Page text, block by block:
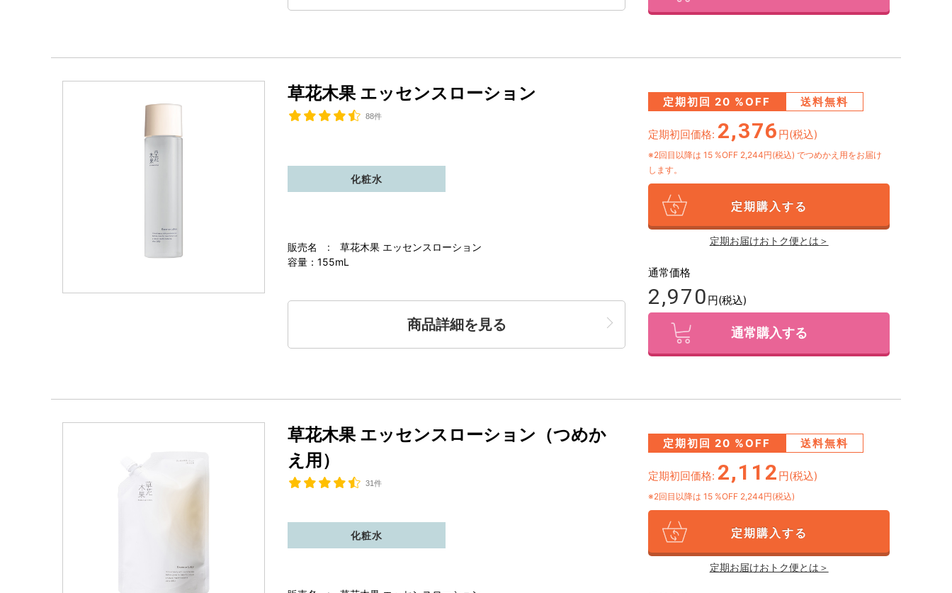
草花木果 エッセンスローション
88件
販売名 : 草花木果 エッセンスローション
容量：155mL
化粧水
商品詳細を見る
定期初回 20 %OFF 送料無料
定期初回価格: 2,376 円(税込)
※2回目以降は 15 %OFF 2,244円(税込)でつめかえ用をお届け
します。
定期購入する
定期お届けおトク便とは＞
通常価格
2,970 円(税込)
通常購入する
草花木果 エッセンスローション（つめか
え用）
31件
化粧水
定期初回 20 %OFF 送料無料
定期初回価格: 2,112 円(税込)
※2回目以降は 15 %OFF 2,244円(税込)
定期購入する
定期お届けおトク便とは＞